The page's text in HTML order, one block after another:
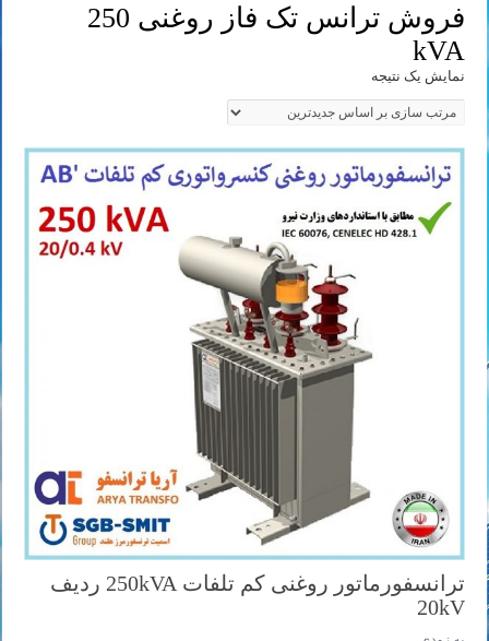
فروش ترانس تک فاز روغنی 250
kVA
نمایش یک نتیجه
ترانسفورماتور روغنی کم تلفات 250kVA ردیف
20kV